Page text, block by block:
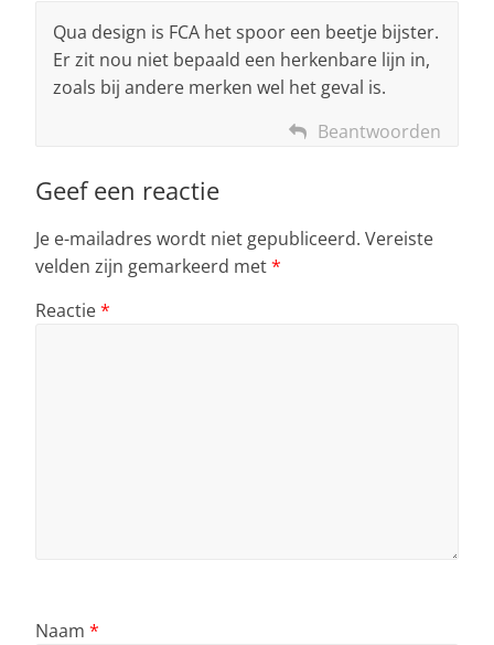
Qua design is FCA het spoor een beetje bijster.
Er zit nou niet bepaald een herkenbare lijn in,
zoals bij andere merken wel het geval is.
Beantwoorden
Geef een reactie
Je e-mailadres wordt niet gepubliceerd. Vereiste
velden zijn gemarkeerd met*
Reactie*
Naam *